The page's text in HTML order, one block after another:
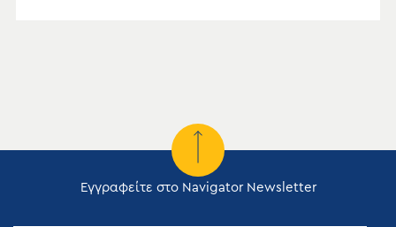
Εγγραφείτε στο Navigator Newsletter